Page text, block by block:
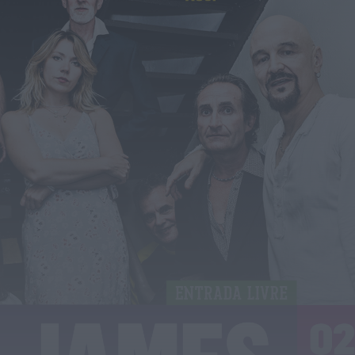
OuTonalidades apresenta Bolsa de
Grupos para 2027 com 48 projetos
Centum Cellas entra na fase decisiva
das Novas 7 Maravilhas de Portugal